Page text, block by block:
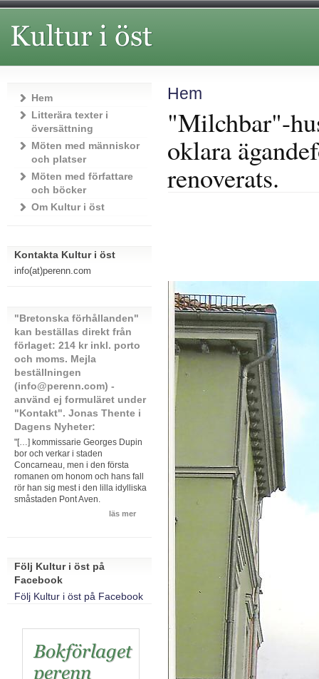
Hem
"Milchbar"-
oklara
renoverats.
Hem
Litterära texter i
översättning
Möten med människor
och platser
Möten med författare
och böcker
Om Kultur i öst
Kontakta Kultur i öst
info(at)perenn.com
"Bretonska förhållanden"
kan beställas direkt från
förlaget: 214 kr inkl. porto
och moms. Mejla
beställningen
(info@perenn.com) -
använd ej formuläret under
"Kontakt". Jonas Thente i
Dagens Nyheter:
"[…] kommissarie Georges Dupin
bor och verkar i staden
Concarneau, men i den första
romanen om honom och hans fall
rör han sig mest i den lilla idylliska
småstaden Pont Aven.
läs mer
Följ Kultur i öst på
Facebook
Följ Kultur i öst på Facebook